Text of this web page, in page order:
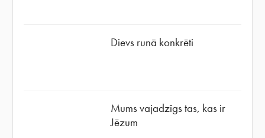
Dievs runā konkrēti
Mums vajadzīgs tas, kas ir
Jēzum